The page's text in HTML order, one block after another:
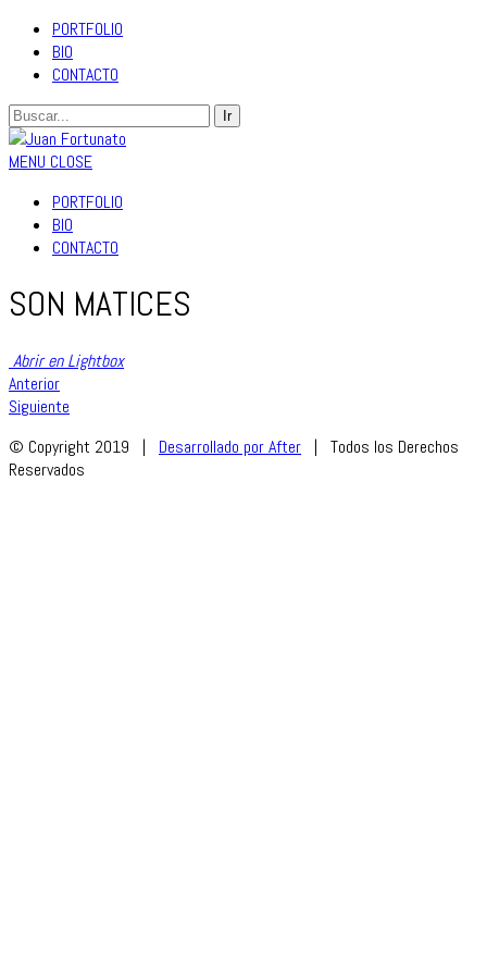
PORTFOLIO
BIO
CONTACTO
MENU CLOSE
PORTFOLIO
BIO
CONTACTO
SON MATICES
Abrir en Lightbox
Anterior
Siguiente
© Copyright 2019 | Desarrollado por After | Todos los Derechos
Reservados